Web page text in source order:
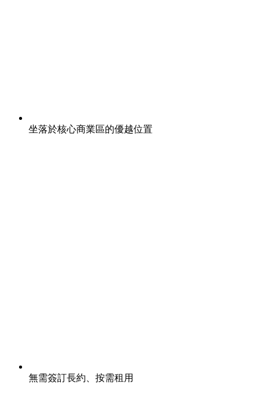
坐落於核心商業區的優越位置
無需簽訂長約、按需租用